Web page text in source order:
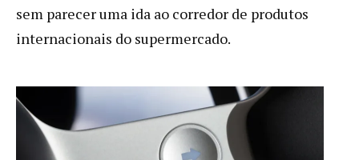
sem parecer uma ida ao corredor de produtos
internacionais do supermercado.